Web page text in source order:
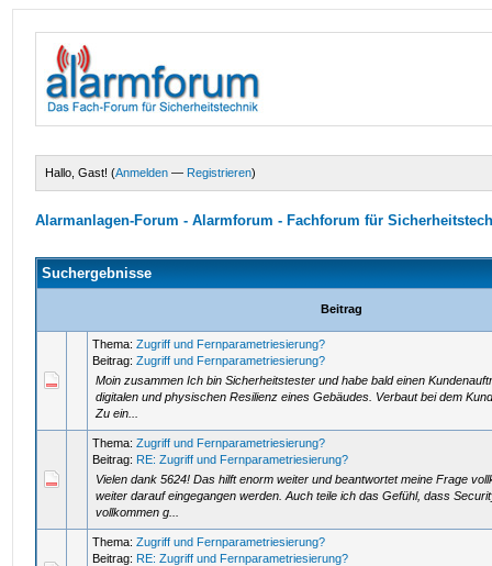
Hallo, Gast! (Anmelden — Registrieren)
Alarmanlagen-Forum - Alarmforum - Fachforum für
Suchergebnisse
Beitrag
Thema:Zugriff und Fernparametriesierung?
Beitrag:Zugriff und Fernparametriesierung?
Moin zusammen Ich bin Sicherheitstester und habe bald einen
digitalen und physischen Resilienz eines Gebäudes. Verbaut bei dem
Zu ein...
Thema:Zugriff und Fernparametriesierung?
Beitrag: RE: Zugriff und Fernparametriesierung?
Vielen dank 5624! Das hilft enorm weiter und beantwortet meine Frage
weiter darauf eingegangen werden. Auch teile ich das Gefühl, dass
vollkommen g...
Thema:Zugriff und Fernparametriesierung?
Beitrag: RE: Zugriff und Fernparametriesierung?